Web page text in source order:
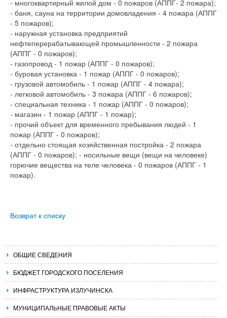
- многоквартирный жилой дом - 0 пожаров (АППГ- 2 пожара);
- баня, сауна на территории домовладения - 4 пожара (АППГ
- 5 пожаров);
- наружная установка предприятий
нефтеперерабатывающей промышленности - 2 пожара
(АППГ - 0 пожаров);
- газопровод - 1 пожар (АППГ - 0 пожаров);
- буровая установка - 1 пожар (АППГ - 0 пожаров);
- грузовой автомобиль - 1 пожар (АППГ - 4 пожара);
- легковой автомобиль - 3 пожара (АППГ - 6 пожаров);
- специальная техника - 1 пожар (АППГ - 0 пожаров);
- магазин - 1 пожар (АППГ - 1 пожар);
- прочий объект для временного пребывания людей - 1
пожар (АППГ - 0 пожаров);
- отдельно стоящая хозяйственная постройка - 2 пожара
(АППГ - 0 пожаров); - носильные вещи (вещи на человеке)
горючие вещества на теле человека - 0 пожаров (АППГ - 1
пожар).
Возврат к списку
ОБЩИЕ СВЕДЕНИЯ
БЮДЖЕТ ГОРОДСКОГО ПОСЕЛЕНИЯ
ИНФРАСТРУКТУРА ИЗЛУЧИНСКА
МУНИЦИПАЛЬНЫЕ ПРАВОВЫЕ АКТЫ